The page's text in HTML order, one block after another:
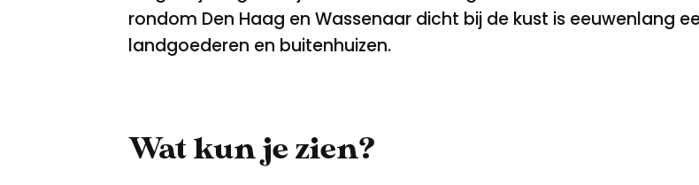
rondom Den Haag en Wassenaar dicht bij de kust is eeuwenlang
landgoederen en buitenhuizen.
Wat kun je zien?